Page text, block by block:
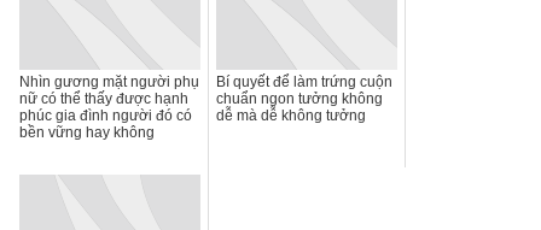
Nhìn gương mặt người phụ
nữ có thể thấy được hạnh
phúc gia đình người đó có
bền vững hay không
Bí quyết để làm trứng cuộn
chuẩn ngon tưởng không
dễ mà dễ không tưởng